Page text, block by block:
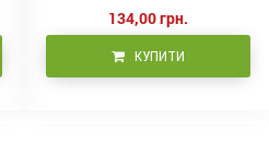
134,00 грн.
КУПИТИ